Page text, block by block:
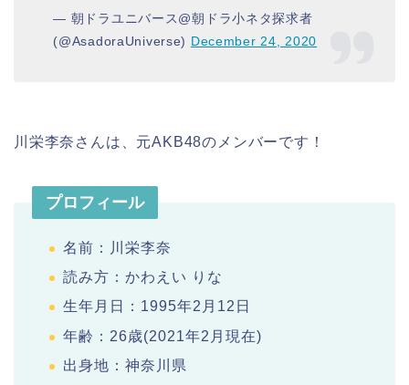
— 朝ドラユニバース@朝ドラ小ネタ探求者
(@AsadoraUniverse) December 24, 2020
川栄李奈さんは、元AKB48のメンバーです！
プロフィール
名前：川栄李奈
読み方：かわえい りな
生年月日：1995年2月12日
年齢：26歳(2021年2月現在)
出身地：神奈川県